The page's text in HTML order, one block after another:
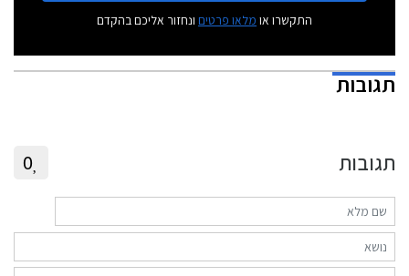
התקשרו או מלאו פרטים ונחזור אליכם בהקדם
תגובות
תגובות 0